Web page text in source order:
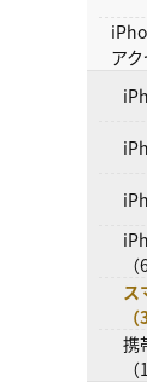
ア
ス
携